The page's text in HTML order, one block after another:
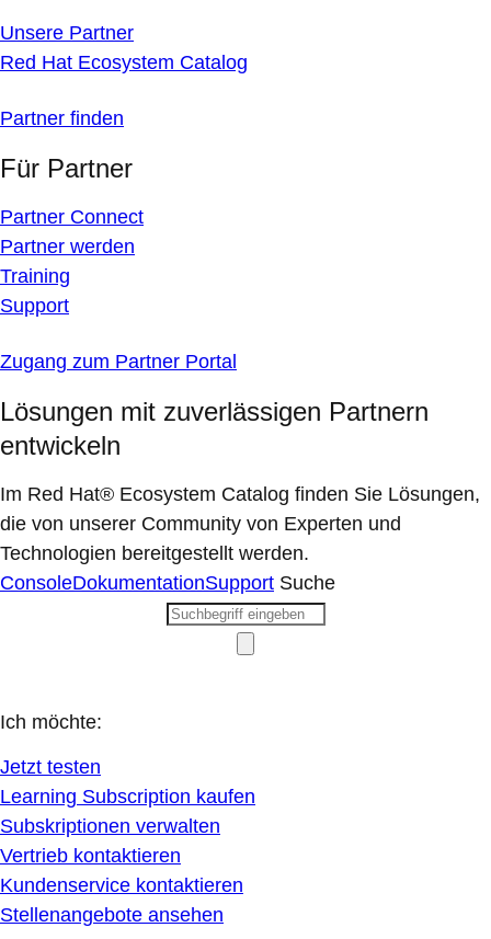
Unsere Partner
Red Hat Ecosystem Catalog
Partner finden
Für Partner
Partner Connect
Partner werden
Training
Support
Zugang zum Partner Portal
Lösungen mit zuverlässigen Partnern
entwickeln
Im Red Hat® Ecosystem Catalog finden Sie Lösungen,
die von unserer Community von Experten und
Technologien bereitgestellt werden.
ConsoleDokumentationSupport Suche
Ich möchte:
Jetzt testen
Learning Subscription kaufen
Subskriptionen verwalten
Vertrieb kontaktieren
Kundenservice kontaktieren
Stellenangebote ansehen